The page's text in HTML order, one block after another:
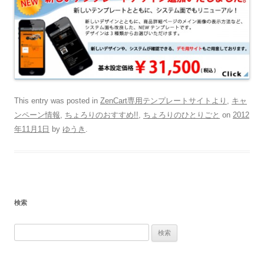
This entry was posted in ZenCart専用テンプレートサイトより , キャ
ンペーン情報, ちょろりのおすすめ!!, ちょろりのひとりごと on 2012
年11月1日 by ゆうき .
検索